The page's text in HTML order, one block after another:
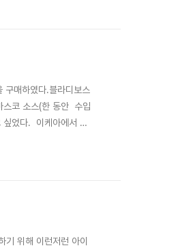
구매하였다.블라디보스
스코 소스(한 동안 수입
싶었다. 이케아에서 구
위해 이런저런 아이